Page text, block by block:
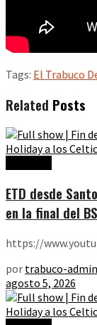
Tags: El Trabuco
Related Posts
ETD desde
en la final del
https://
por trabuco-admin
agosto 5, 2026